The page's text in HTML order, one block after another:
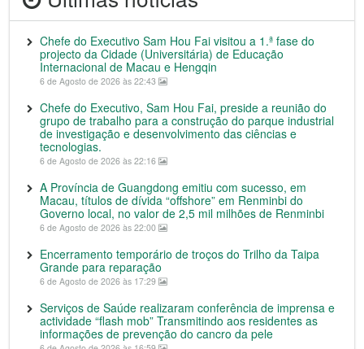
Chefe do Executivo Sam Hou Fai visitou a 1.ª fase do
projecto da Cidade (Universitária) de Educação
Internacional de Macau e Hengqin
6 de Agosto de 2026 às 22:43
Chefe do Executivo, Sam Hou Fai, preside a reunião do
grupo de trabalho para a construção do parque industrial
de investigação e desenvolvimento das ciências e
tecnologias.
6 de Agosto de 2026 às 22:16
A Província de Guangdong emitiu com sucesso, em
Macau, títulos de dívida “offshore” em Renminbi do
Governo local, no valor de 2,5 mil milhões de Renminbi
6 de Agosto de 2026 às 22:00
Encerramento temporário de troços do Trilho da Taipa
Grande para reparação
6 de Agosto de 2026 às 17:29
Serviços de Saúde realizaram conferência de imprensa e
actividade “flash mob” Transmitindo aos residentes as
informações de prevenção do cancro da pele